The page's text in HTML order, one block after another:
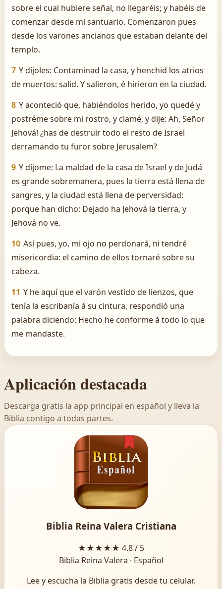
sobre el cual hubiere señal, no llegaréis; y habéis de
comenzar desde mi santuario. Comenzaron pues
desde los varones ancianos que estaban delante del
templo.
7 Y díjoles: Contaminad la casa, y henchid los atrios
de muertos: salid. Y salieron, é hirieron en la ciudad.
8 Y aconteció que, habiéndolos herido, yo quedé y
postréme sobre mi rostro, y clamé, y dije: ­Ah, Señor
Jehová! ¿has de destruir todo el resto de Israel
derramando tu furor sobre Jerusalem?
9 Y díjome: La maldad de la casa de Israel y de Judá
es grande sobremanera, pues la tierra está llena de
sangres, y la ciudad está llena de perversidad:
porque han dicho: Dejado ha Jehová la tierra, y
Jehová no ve.
10 Así pues, yo, mi ojo no perdonará, ni tendré
misericordia: el camino de ellos tornaré sobre su
cabeza.
11 Y he aquí que el varón vestido de lienzos, que
tenía la escribanía á su cintura, respondió una
palabra diciendo: Hecho he conforme á todo lo que
me mandaste.
Aplicación destacada
Descarga gratis la app principal en español y lleva la
Biblia contigo a todas partes.
Biblia Reina Valera Cristiana
★★★★★ 4.8 / 5
Biblia Reina Valera · Español
Lee y escucha la Biblia gratis desde tu celular.